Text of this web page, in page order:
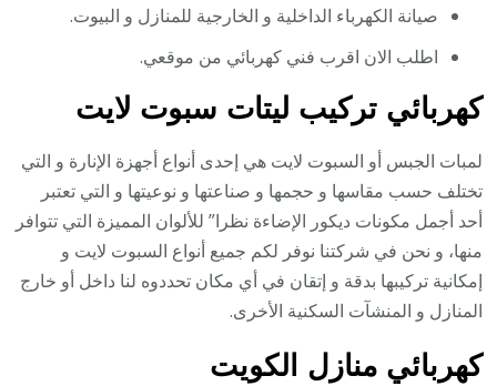
صيانة الكهرباء الداخلية و الخارجية للمنازل و البيوت.
اطلب الان اقرب فني كهربائي من موقعي.
كهربائي تركيب ليتات سبوت لايت
لمبات الجبس أو السبوت لايت هي إحدى أنواع أجهزة الإنارة و التي
تختلف حسب مقاسها و حجمها و صناعتها و نوعيتها و التي تعتبر
أحد أجمل مكونات ديكور الإضاءة نظرا” للألوان المميزة التي تتوافر
منها، و نحن في شركتنا نوفر لكم جميع أنواع السبوت لايت و
إمكانية تركيبها بدقة و إتقان في أي مكان تحددوه لنا داخل أو خارج
المنازل و المنشآت السكنية الأخرى.
كهربائي منازل الكويت